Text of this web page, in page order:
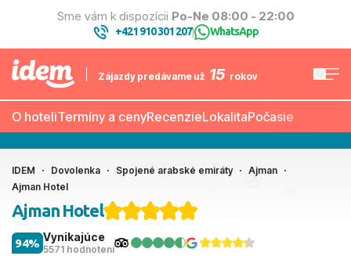
Sme vám k dispozícii Po-Ne 08:00 - 22:00
+421 910 301 207| WhatsApp
Zájazdy predávame už 15 rokov
O hoteliTermíny a cenyRecenzieLokalitaPočasie
IDEM Dovolenka Spojené arabské emiráty
Ajman
Ajman Hotel
Ajman Hotel
Vynikajúce
5571 hodnotení
94%